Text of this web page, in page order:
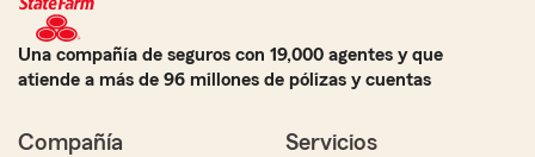
Una compañía de seguros con 19,000 agentes y que
atiende a más de 96 millones de pólizas y cuentas
Compañía Servicios